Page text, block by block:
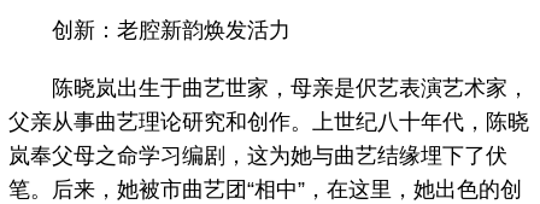
创新：老腔新韵焕发活力
陈晓岚出生于曲艺世家，母亲是伬艺表演艺术家，
父亲从事曲艺理论研究和创作。上世纪八十年代，陈晓
岚奉父母之命学习编剧，这为她与曲艺结缘埋下了伏
笔。后来，她被市曲艺团“相中”，在这里，她出色的创